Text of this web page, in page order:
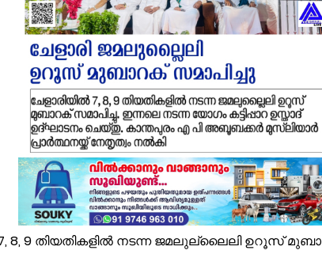
മൊബൈല്‍ ഉപയോക്താക്കള്‍ക്ക് തിരിച്ചടി;
രക്ഷാപ്രവർത്തനത്തിനിടെ കാര്യങ്കോട്
പ്രളയക്കെടുതി പ്രതിരോധം: വേങ്ങര
വേങ്ങര ജി.വി.എച്ച്.എസ്.എസിന്
ഓണം അടുത്തെത്തി; ഏത്തപ്പഴത്തിന്
ഓണാഘോഷ ദിവസവും എട്ടാം
സര്‍ക്കിള്‍ ഓഫീസ് തിരൂരങ്ങാടിയില്‍
7, 8, 9 തിയതികളിൽ നടന്ന ജമലുല്ലൈലി ഉറൂസ്